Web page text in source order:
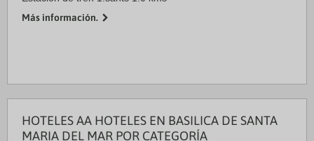
Más información.
HOTELES AA HOTELES EN BASILICA DE SANTA
MARIA DEL MAR POR CATEGORÍA